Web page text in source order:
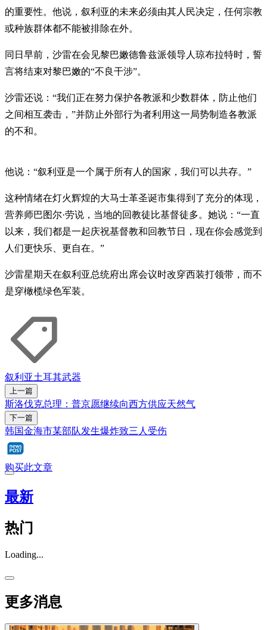
的重要性。他说，叙利亚的未来必须由其人民决定，任何宗教
或种族群体都不能被排除在外。
同日早前，沙雷在会见黎巴嫩德鲁兹派领导人琼布拉特时，誓
言将结束对黎巴嫩的“不良干涉”。
沙雷还说：“我们正在努力保护各教派和少数群体，防止他们
之间相互袭击，”并防止外部行为者利用这一局势制造各教派
的不和。
他说：“叙利亚是一个属于所有人的国家，我们可以共存。”
这种情绪在灯火辉煌的大马士革圣诞市集得到了充分的体现，
营养师巴图尔·劳说，当地的回教徒比基督徒多。她说：“一直
以来，我们都是一起庆祝基督教和回教节日，现在你会感觉到
人们更快乐、更自在。”
沙雷星期天在叙利亚总统府出席会议时改穿西装打领带，而不
是穿橄榄绿色军装。
叙利亚土耳其武器
上一篇
斯洛伐克总理：普京愿继续向西方供应天然气
下一篇
韩国金海市某部队发生爆炸致三人受伤
购买此文章
最新
热门
Loading...
更多消息